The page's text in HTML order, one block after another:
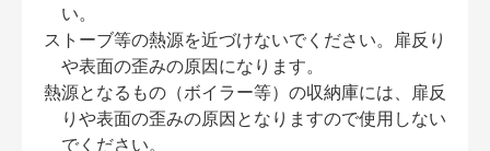
い。
ストーブ等の熱源を近づけないでください。扉反り
や表面の歪みの原因になります。
熱源となるもの（ボイラー等）の収納庫には、扉反
りや表面の歪みの原因となりますので使用しない
でください。